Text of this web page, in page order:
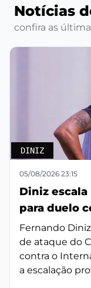
Notícias
confira as
DINIZ
05/08/2026 23:15
Diniz
para duelo
Fernando
de ataque do
contra o
a escalação